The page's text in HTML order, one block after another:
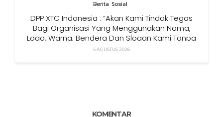
Berita Sosial
DPP XTC Indonesia : “Akan Kami Tindak Tegas
Bagi Organisasi Yang Menggunakan Nama,
Logo, Warna, Bendera Dan Slogan Kami Tanpa
Izin”
5 AGUSTUS 2026
KOMENTAR